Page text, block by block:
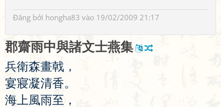
Đăng bởi hongha83 vào 19/02/2009 21:17
郡齋雨中與諸文士燕集
兵衛森畫戟 ，
宴寢凝清香。
海 上 風雨至 ，